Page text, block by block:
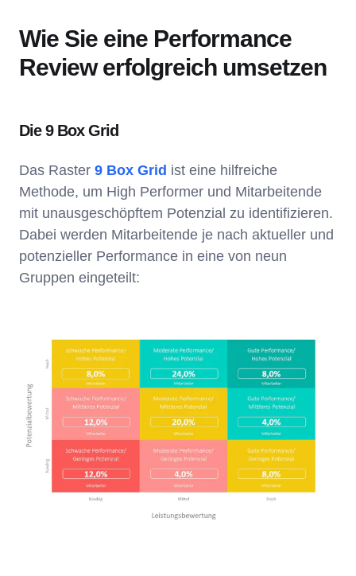
Wie Sie eine Performance
Review erfolgreich umsetzen
Die 9 Box Grid
Das Raster 9 Box Grid ist eine hilfreiche
Methode, um High Performer und Mitarbeitende
mit unausgeschöpftem Potenzial zu identifizieren.
Dabei werden Mitarbeitende je nach aktueller und
potenzieller Performance in eine von neun
Gruppen eingeteilt: